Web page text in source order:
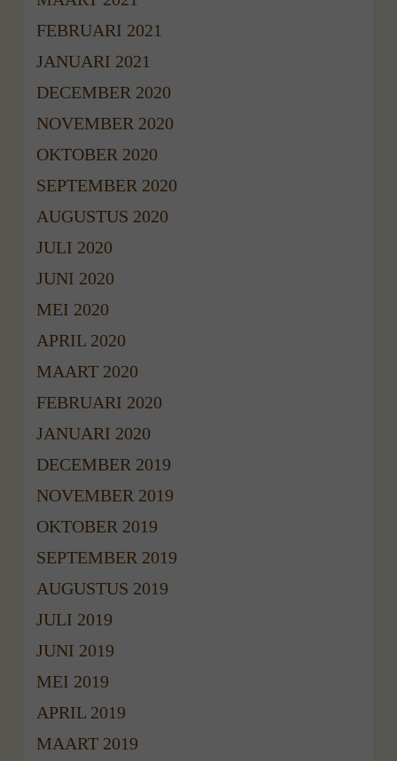
FEBRUARI 2021
JANUARI 2021
DECEMBER 2020
NOVEMBER 2020
OKTOBER 2020
SEPTEMBER 2020
AUGUSTUS 2020
JULI 2020
JUNI 2020
MEI 2020
APRIL 2020
MAART 2020
FEBRUARI 2020
JANUARI 2020
DECEMBER 2019
NOVEMBER 2019
OKTOBER 2019
SEPTEMBER 2019
AUGUSTUS 2019
JULI 2019
JUNI 2019
MEI 2019
APRIL 2019
MAART 2019